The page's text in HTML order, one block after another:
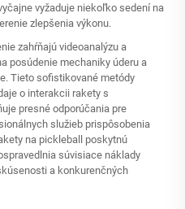
vyžaduje niekoľko sedení na
zlepšenia výkonu.
zahŕňajú videoanalýzu a
posúdenie mechaniky úderu a
Tieto sofistikované metódy
o interakcii rakety s
presné odporúčania pre
služieb prispôsobenia
na pickleball poskytnú
súvisiace náklady
a konkurenčných